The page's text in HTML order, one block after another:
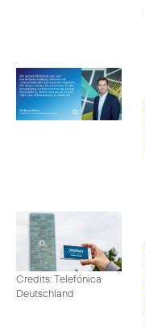
Credits: Telefónica
Deutschland